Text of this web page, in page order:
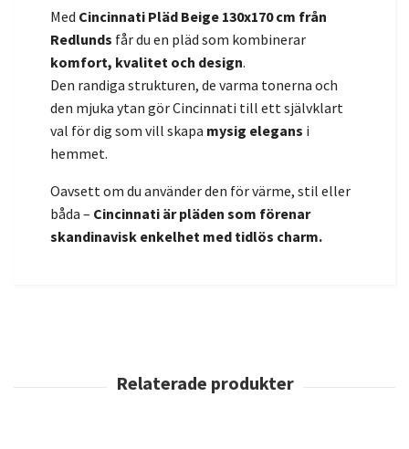
Med Cincinnati Pläd Beige 130x170 cm från
Redlunds får du en pläd som kombinerar
komfort, kvalitet och design.
Den randiga strukturen, de varma tonerna och
den mjuka ytan gör Cincinnati till ett självklart
val för dig som vill skapa mysig elegans i
hemmet.
Oavsett om du använder den för värme, stil eller
båda – Cincinnati är pläden som förenar
skandinavisk enkelhet med tidlös charm.